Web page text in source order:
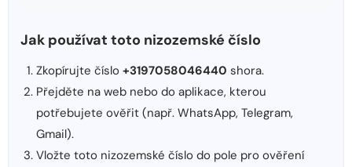
Jak používat toto nizozemské číslo
Zkopírujte číslo +3197058046440 shora.
Přejděte na web nebo do aplikace, kterou
potřebujete ověřit (např. WhatsApp, Telegram,
Gmail).
Vložte toto nizozemské číslo do pole pro ověření